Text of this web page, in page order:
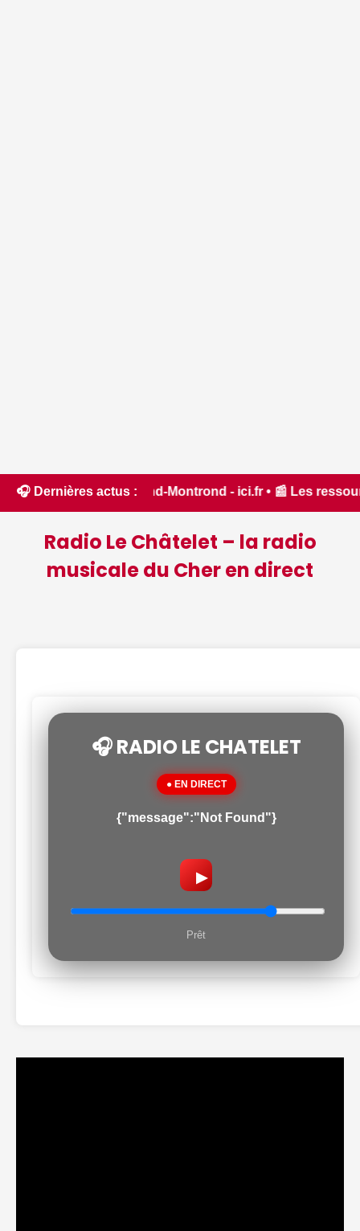
🎧 Dernières actus :
Montrond - ici.fr • 📰 Les ressources en
Radio Le Châtelet – la radio
musicale du Cher en direct
🎧 RADIO LE CHATELET
● EN DIRECT
{"message":"Not Found"}
▶
Prêt